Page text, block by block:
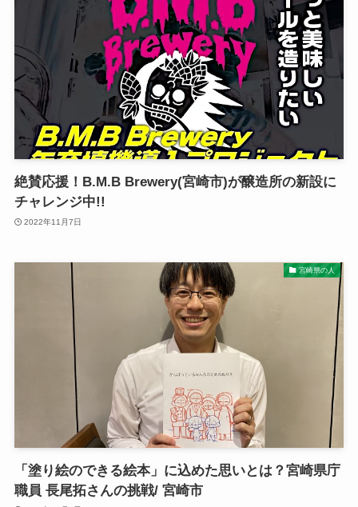
絶賛応援！B.M.B Brewery(宮崎市)が醸造所の新設に
チャレンジ中!!
2022年11月7日
宮崎県の人
「塗り絵のできる絵本」に込めた思いとは？宮崎県庁
職員 長尾拓さんの挑戦/ 宮崎市